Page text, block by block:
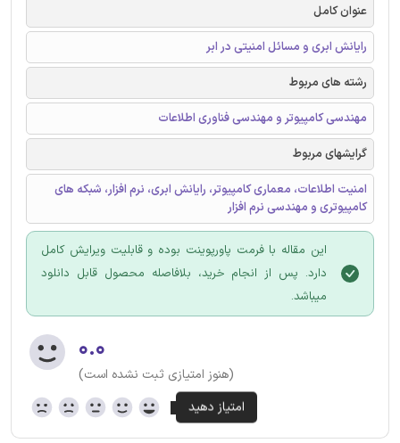
عنوان کامل
رایانش ابری و مسائل امنیتی در ابر
رشته های مربوط
مهندسی کامپیوتر و مهندسی فناوری اطلاعات
گرایشهای مربوط
امنیت اطلاعات، معماری کامپیوتر، رایانش ابری، نرم افزار، شبکه های
کامپیوتری و مهندسی نرم افزار
این مقاله با فرمت پاورپوینت بوده و قابلیت ویرایش کامل
دارد. پس از انجام خرید، بلافاصله محصول قابل دانلود
میباشد.
۰.۰
(هنوز امتیازی ثبت نشده است)